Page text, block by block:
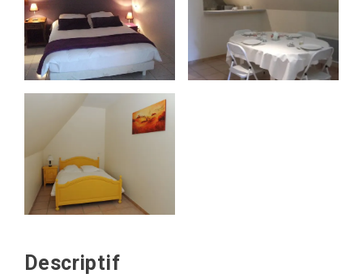
Descriptif